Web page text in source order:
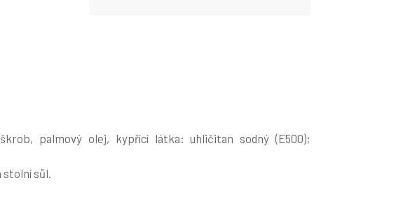
škrob, palmový olej, kypřící látka: uhličitan sodný (E500);
stolní sůl.